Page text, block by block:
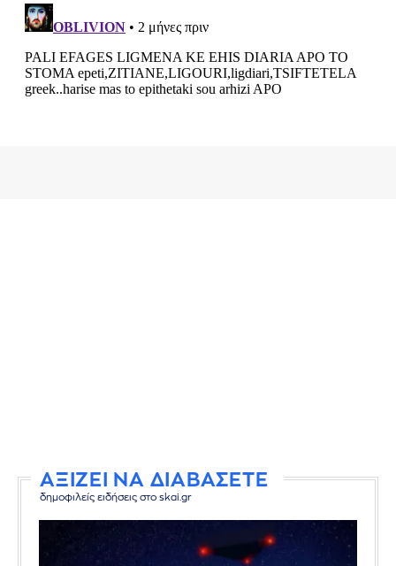
ΑΞΙΖΕΙ ΝΑ ΔΙΑΒΑΣΕΤΕ
δημοφιλείς ειδήσεις στο skai.gr